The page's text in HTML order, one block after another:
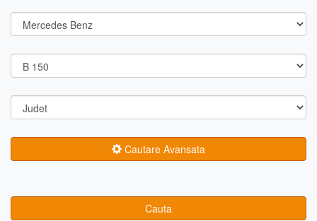
Cautare Avansata
Cauta